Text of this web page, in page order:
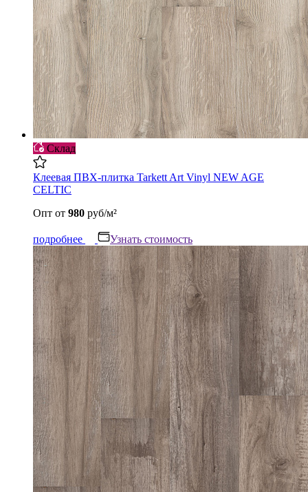
Склад
Клеевая ПВХ-плитка Tarkett Art Vinyl NEW AGE
CELTIC
Опт от 980 руб/м²
подробнее Узнать стоимость